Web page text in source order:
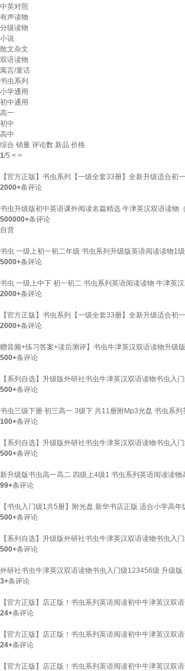
中英对照
有声读物
分级读物
小说
散文杂文
双语读物
寓言/童话
书虫系列
小学通用
初中通用
高一
初中
高中
综合 销量 评论数 新品 价格
1/5 < >
【官方正版】书虫系列【一级全套33册】全新升级适合
2000+条评论
书虫升级版初中英语课外阅读名篇精选 牛津英汉双语读物
500000+条评论
自营
书虫 一级上初一初二年级 书虫系列升级版英语阅读读物1
5000+条评论
书虫 一级上中下 初一初二 书虫系列英语阅读读物 牛津英
2000+条评论
【官方正版】书虫系列【一级全套33册】全新升级适合初
2000+条评论
赠音频+练习答案+读后测评】书虫牛津英汉双语读物升级
500+条评论
【系列自选】升级版外研社书虫牛津英汉双语读物书虫
500+条评论
书虫三级下册 初三高一 3级下 共11册附Mp3光盘 书虫系
100+条评论
【系列自选】升级版外研社书虫牛津英汉双语读物书虫
500+条评论
新升级版书虫高一高二 四级上4级1 书虫系列英语阅读读
99+条评论
【书虫入门级1共5册】附光盘 新华书店正版 适合小学高
500+条评论
【系列自选】升级版外研社书虫牛津英汉双语读物书虫
500+条评论
外研社书虫牛津英汉双语读物书虫入门级123456级 升级
3+条评论
【官方正版】店正版！书虫系列英语阅读初中牛津英汉双
24+条评论
【官方正版】店正版！书虫系列英语阅读初中牛津英汉双
24+条评论
【官方正版】店正版！书虫系列英语阅读初中牛津英汉